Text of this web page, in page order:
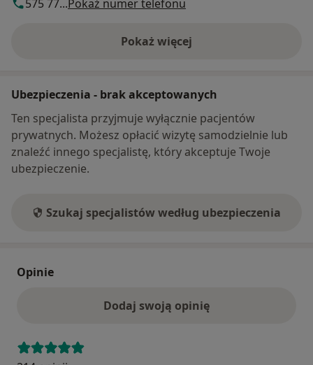
575 77...Pokaż numer telefonu
Pokaż więcej
o adresie
Ubezpieczenia - brak akceptowanych
Ten specjalista przyjmuje wyłącznie pacjentów
prywatnych. Możesz opłacić wizytę samodzielnie lub
znaleźć innego specjalistę, który akceptuje Twoje
ubezpieczenie.
Szukaj specjalistów według ubezpieczenia
Opinie
Dodaj swoją opinię